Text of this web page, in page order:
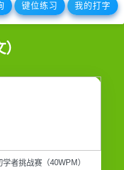
键位练习 我的打字
学者挑战赛（40WPM）